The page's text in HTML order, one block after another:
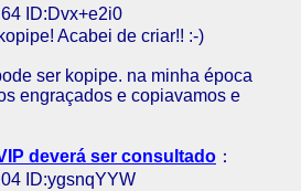
ID:Dvx+e2i0
Acabei de criar!! :-)
ser kopipe. na minha época
engraçados e copiavamos e
deverá ser consultado ：
ID:ygsnqYYW